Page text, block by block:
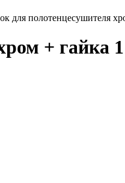
для полотенцесушителя
+ гайка